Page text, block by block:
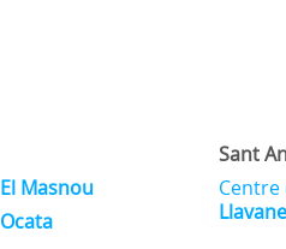
El Masnou
Ocata
Sant